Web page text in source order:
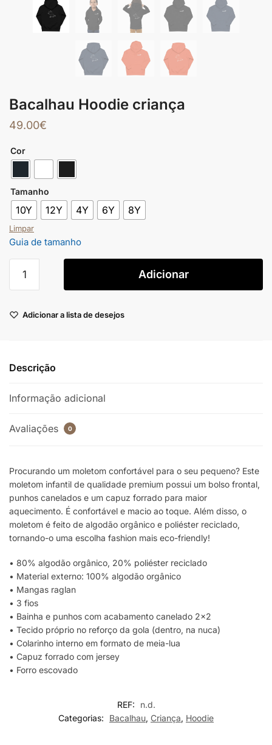
Bacalhau Hoodie criança
49.00€
Cor
Tamanho
10Y 12Y 4Y 6Y 8Y
Limpar
Guia de tamanho
Adicionar
Adicionar a lista de desejos
Descrição
Informação adicional
Avaliações 0
Procurando um moletom confortável para o seu pequeno? Este
moletom infantil de qualidade premium possui um bolso frontal,
punhos canelados e um capuz forrado para maior
aquecimento. É confortável e macio ao toque. Além disso, o
moletom é feito de algodão orgânico e poliéster reciclado,
tornando-o uma escolha fashion mais eco-friendly!
• 80% algodão orgânico, 20% poliéster reciclado
• Material externo: 100% algodão orgânico
• Mangas raglan
• 3 fios
• Bainha e punhos com acabamento canelado 2×2
• Tecido próprio no reforço da gola (dentro, na nuca)
• Colarinho interno em formato de meia-lua
• Capuz forrado com jersey
• Forro escovado
REF:
n.d.
Categorias:
Bacalhau, Criança, Hoodie